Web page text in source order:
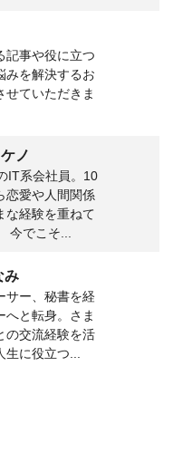
記事や役に立つ
みを解決するお
せていただきま
ノ
IT系会社員。10
恋愛や人間関係
な経験を重ねて
今でこそ...
み
サー、秘書を経
へと転身。さま
の交流経験を活
に役立つ...